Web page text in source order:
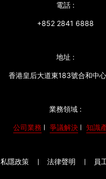
電話 :
+852 2841 6888
地址 :
香港皇后大道東183號合和中
業務領域 :
公司業務 爭議解決 知識
私隱政策 法律聲明 員